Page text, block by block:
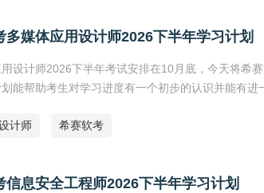
多媒体应用设计师2026下半年学习计划
设计师2026下半年考试安排在10月底，今天将希
能帮助考生对学习进度有一个初步的认识并能有进
计师 希赛软考
信息安全工程师2026下半年学习计划